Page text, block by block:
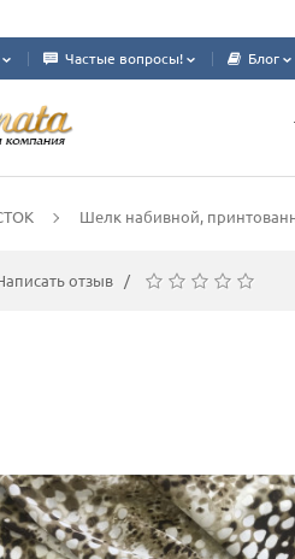
Частые вопросы! Блог
Шелк набивной,
отзыв /